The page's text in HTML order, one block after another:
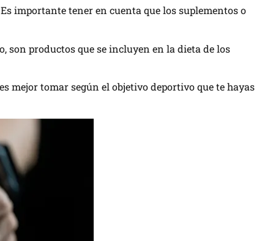
importante tener en cuenta que los suplementos o
son productos que se incluyen en la dieta de los
mejor tomar según el objetivo deportivo que te hayas